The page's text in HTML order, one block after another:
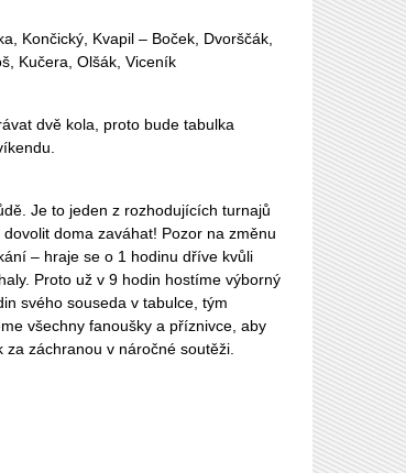
Končický, Kvapil – Boček, Dvorščák,
Kučera, Olšák, Viceník
dvě kola, proto bude tabulka
Je to jeden z rozhodujících turnajů
doma zaváhat! Pozor na změnu
– hraje se o 1 hodinu dříve kvůli
Proto už v 9 hodin hostíme výborný
svého souseda v tabulce, tým
všechny fanoušky a příznivce, aby
záchranou v náročné soutěži.